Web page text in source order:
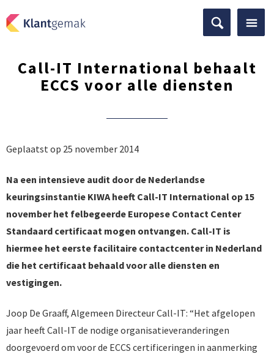
Call-IT International behaalt
ECCS voor alle diensten
Geplaatst op 25 november 2014
Na een intensieve audit door de Nederlandse
keuringsinstantie KIWA heeft Call-IT International op 15
november het felbegeerde Europese Contact Center
Standaard certificaat mogen ontvangen. Call-IT is
hiermee het eerste facilitaire contactcenter in Nederland
die het certificaat behaald voor alle diensten en
vestigingen.
Joop De Graaff, Algemeen Directeur Call-IT: “Het afgelopen
jaar heeft Call-IT de nodige organisatieveranderingen
doorgevoerd om voor de ECCS certificeringen in aanmerking